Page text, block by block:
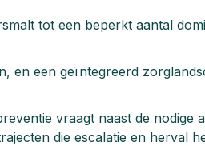
tot een beperkt aantal
en een geïntegreerd
vraagt naast de
die escalatie en herval